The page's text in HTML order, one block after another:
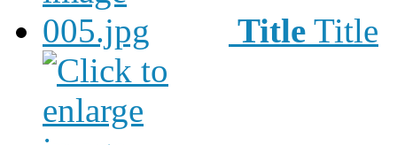
Title Title